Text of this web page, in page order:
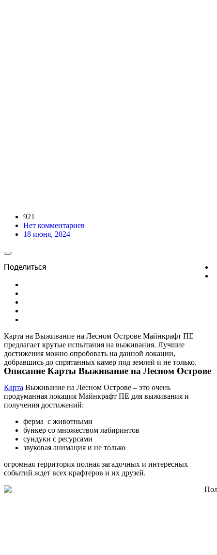
921
Нет комментариев
18 июня, 2024
Карта на Выживание на Лесном Острове Майнкрафт ПЕ
предлагает крутые испытания на выживания. Лучшие
достижения можно опробовать на данной локации,
добравшись до спрятанных камер под землей и не только.
Описание Карты Выживание на Лесном Острове
Карта Выживание на Лесном Острове – это очень
продуманная локация Майнкрафт ПЕ для выживания и
получения достижений:
ферма с животными
бункер со множеством лабиринтов
сундуки с ресурсами
звуковая анимация и не только
огромная территория полная загадочных и интересных
событий ждет всех крафтеров и их друзей.